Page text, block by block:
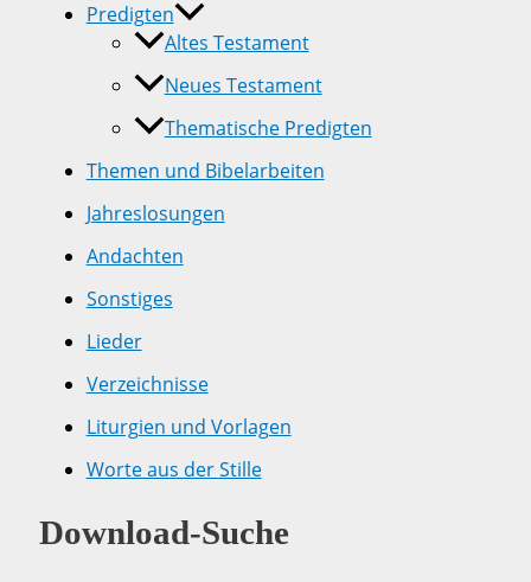
Predigten
Altes Testament
Neues Testament
Thematische Predigten
Themen und Bibelarbeiten
Jahreslosungen
Andachten
Sonstiges
Lieder
Verzeichnisse
Liturgien und Vorlagen
Worte aus der Stille
Download-Suche